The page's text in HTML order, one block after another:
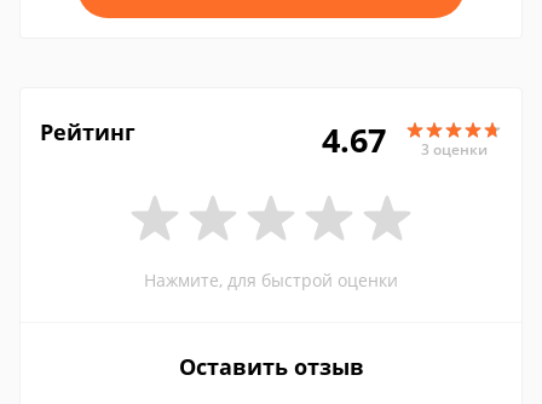
Рейтинг 4.67 3 оценки
Нажмите, для быстрой оценки
Оставить отзыв